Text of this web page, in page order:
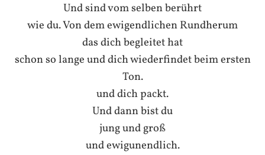
Und sind vom selben berührt
wie du. Von dem ewigendlichen Rundherum
das dich begleitet hat
schon so lange und dich wiederfindet beim ersten
Ton.
und dich packt.
Und dann bist du
jung und groß
und ewigunendlich.